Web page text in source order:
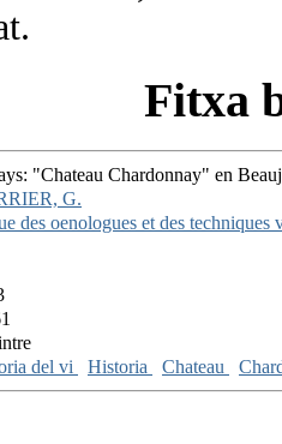
Fitxa
"Chateau Chardonnay" en
G.
des oenologues et des
del vi Historia Chateau